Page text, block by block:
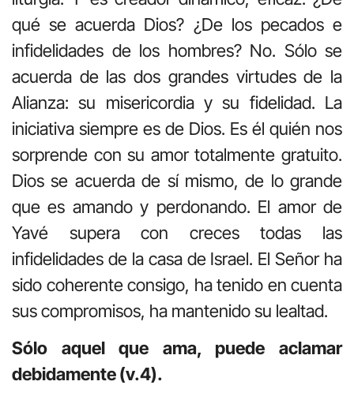
qué se acuerda Dios? ¿De los pecados e
infidelidades de los hombres? No. Sólo se
acuerda de las dos grandes virtudes de la
Alianza: su misericordia y su fidelidad. La
iniciativa siempre es de Dios. Es él quién nos
sorprende con su amor totalmente gratuito.
Dios se acuerda de sí mismo, de lo grande
que es amando y perdonando. El amor de
Yavé supera con creces todas las
infidelidades de la casa de Israel. El Señor ha
sido coherente consigo, ha tenido en cuenta
sus compromisos, ha mantenido su lealtad.
Sólo aquel que ama, puede aclamar
debidamente (v.4).